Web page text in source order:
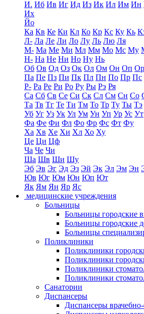
И. Иб Ив Иг Ид Из Ик Ил Им Ин
Их
Йо
Ка Кв Ке Ки Кл Ко Кр Кс Ку Кь
Л- Ла Ле Ли Ло Лу Ль Лю Ля
М- Ма Ме Ми Мл Мм Мо Мс Му
Н- На Не Ни Но Ну Нь
Об Ов Од Оз Ок Ол Ом Он Оп Ор
Па Пе Пз Пи Пк Пл Пн По Пр Пс
Р- Ра Ре Ри Ро Ру Ры Рэ Ря
Са Сб Св Се Си Ск Сл См Сн Со
Та Тв Тг Те Ти Тм То Тр Ту Ты Тэ
Уб Уг Уз Ук Ул Ум Ун Уп Ур Ус Ут
Фа Фе Фи Фл Фо Фр Фс Фт Фу
Ха Хв Хе Хи Хл Хо Ху
Це Ци Цф
Ча Че Чи
Ша Шв Ши Шу
Эб Эв Эг Эд Эз Эй Эк Эл Эм Эн
Юв Юг Юм Юн Юп Ют
Як Ям Ян Яр Яс
медицинские учреждения
Больницы
Больницы городские
Больницы городские
Больницы
Поликлиники
Поликлиники
Поликлиники
Поликлиники
Поликлиники
Санатории
Диспансеры
Диспансеры